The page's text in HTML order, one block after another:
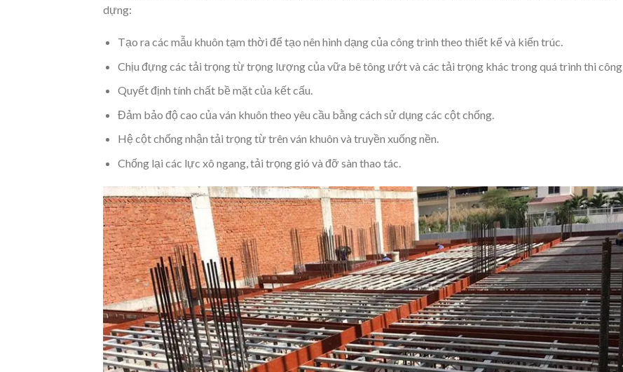
dựng:
Tạo ra các mẫu khuôn tạm thời để tạo nên hình dạng của công trình theo thiết kế và kiến trúc.
Chịu đựng các tải trọng từ trọng lượng của vữa bê tông ướt và các tải trọng khác trong quá trình thi công.
Quyết định tính chất bề mặt của kết cấu.
Đảm bảo độ cao của ván khuôn theo yêu cầu bằng cách sử dụng các cột chống.
Hệ cột chống nhận tải trọng từ trên ván khuôn và truyền xuống nền.
Chống lại các lực xô ngang, tải trọng gió và đỡ sàn thao tác.